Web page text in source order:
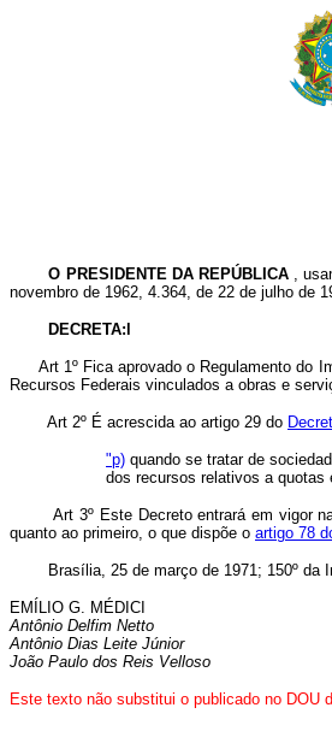
O PRESIDENTE DA REPÚBLICA ,
novembro de 1962, 4.364, de 22 de julho de
DECRETA:l
Art 1º Fica aprovado o Regulamento do
Recursos Federais vinculados a obras e
Art 2º É acrescida ao artigo 29 do
"p) quando se tratar de
dos recursos relativos a quotas
Art 3º Este Decreto entrará em vigor
quanto ao primeiro, o que dispõe o artigo 78
Brasília, 25 de março de 1971; 150º da
EMÍLIO G. MÉDICI
Antônio Delfim Netto
Antônio Dias Leite Júnior
João Paulo dos Reis Velloso
Este texto não substitui o publicado no DOU